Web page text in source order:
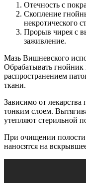
Отечность с
Скопление
некротического
Прорыв чирея с
заживление.
Мазь Вишневского
Обрабатывать гнойник
распространением
ткани.
Зависимо от лекарства
тонким слоем.
утепляют стерильной
При очищении полости
наносятся на